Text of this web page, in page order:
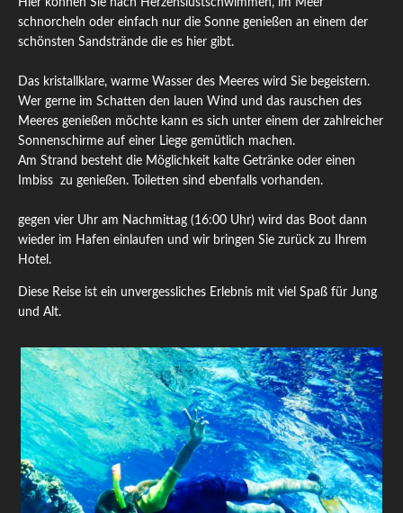
Hier können Sie nach Herzenslustschwimmen, im Meer
schnorcheln oder einfach nur die Sonne genießen an einem der
schönsten Sandstrände die es hier gibt.
Das kristallklare, warme Wasser des Meeres wird Sie begeistern.
Wer gerne im Schatten den lauen Wind und das rauschen des
Meeres genießen möchte kann es sich unter einem der zahlreicher
Sonnenschirme auf einer Liege gemütlich machen.
Am Strand besteht die Möglichkeit kalte Getränke oder einen
Imbiss zu genießen. Toiletten sind ebenfalls vorhanden.
gegen vier Uhr am Nachmittag (16:00 Uhr) wird das Boot dann
wieder im Hafen einlaufen und wir bringen Sie zurück zu Ihrem
Hotel.
Diese Reise ist ein unvergessliches Erlebnis mit viel Spaß für Jung
und Alt.